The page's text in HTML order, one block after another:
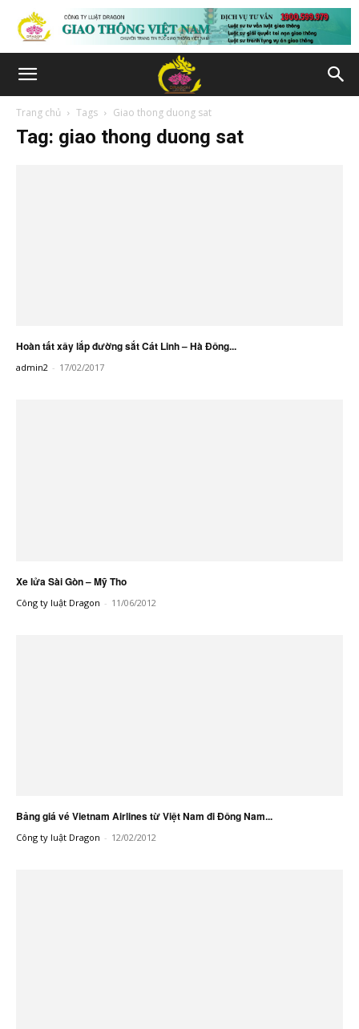
Trang chủ Tags Giao thong duong sat
Tag: giao thong duong sat
Hoàn tất xây lắp đường sắt Cát Linh – Hà Đông...
admin2 - 17/02/2017
Xe lửa Sài Gòn – Mỹ Tho
Công ty luật Dragon - 11/06/2012
Bảng giá vé Vietnam Airlines từ Việt Nam đi Đông Nam...
Công ty luật Dragon - 12/02/2012